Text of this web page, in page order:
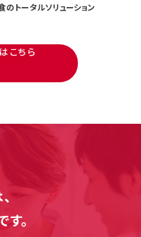
のトータルソリューション
こちら
。